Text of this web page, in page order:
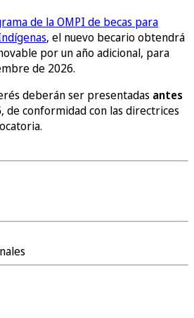
de la OMPI de becas para
, el nuevo becario obtendrá
por un año adicional, para
de 2026.
deberán ser presentadas antes
, de conformidad con las directrices